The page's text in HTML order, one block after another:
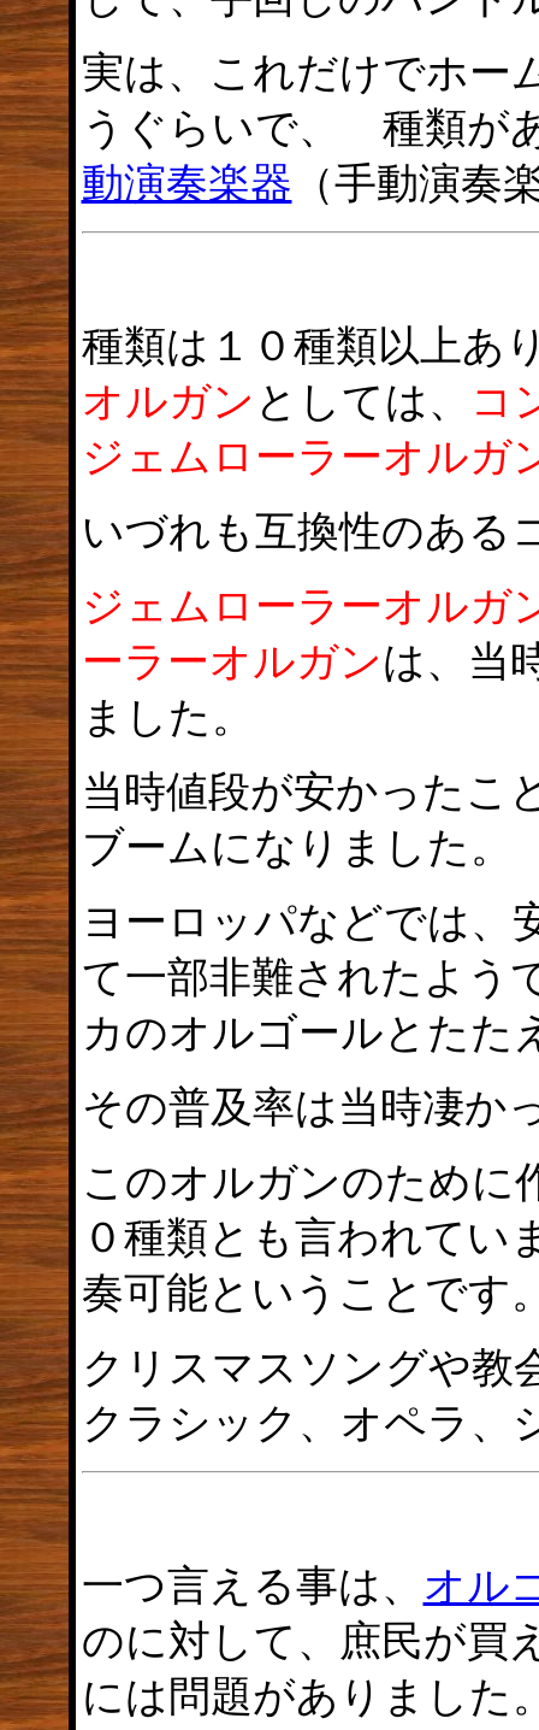
実は、これだけでホー
うぐらいで、 種類が
動演奏楽器 （手動演奏
種類は１０種類以上あ
オルガン としては、
コ
ジェムローラーオルガ
いづれも互換性のある
ジェムローラーオルガ
ーラーオルガンは、当
ました。
当時値段が安かったこ
ブームになりました。
ヨーロッパなどでは、
て一部非難されたよう
カのオルゴールとたた
その普及率は当時凄か
このオルガンのために
０種類とも言われてい
奏可能ということです
クリスマスソングや教
クラシック、オペラ、
一つ言える事は、 オル
のに対して、庶民が買
には問題がありました